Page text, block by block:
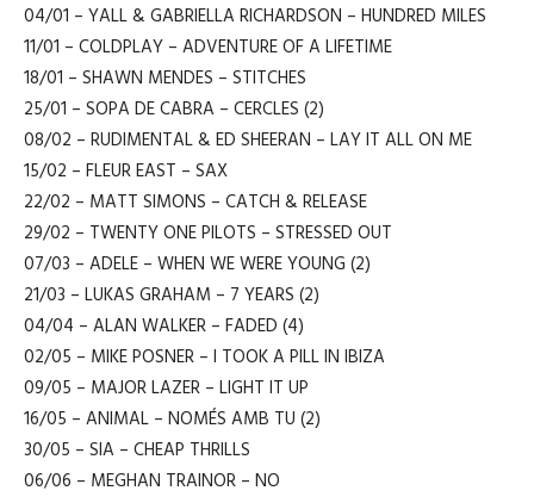
04/01 – YALL & GABRIELLA RICHARDSON – HUNDRED MILES
11/01 – COLDPLAY – ADVENTURE OF A LIFETIME
18/01 – SHAWN MENDES – STITCHES
25/01 – SOPA DE CABRA – CERCLES (2)
08/02 – RUDIMENTAL & ED SHEERAN – LAY IT ALL ON ME
15/02 – FLEUR EAST – SAX
22/02 – MATT SIMONS – CATCH & RELEASE
29/02 – TWENTY ONE PILOTS – STRESSED OUT
07/03 – ADELE – WHEN WE WERE YOUNG (2)
21/03 – LUKAS GRAHAM – 7 YEARS (2)
04/04 – ALAN WALKER – FADED (4)
02/05 – MIKE POSNER – I TOOK A PILL IN IBIZA
09/05 – MAJOR LAZER – LIGHT IT UP
16/05 – ANIMAL – NOMÉS AMB TU (2)
30/05 – SIA – CHEAP THRILLS
06/06 – MEGHAN TRAINOR – NO